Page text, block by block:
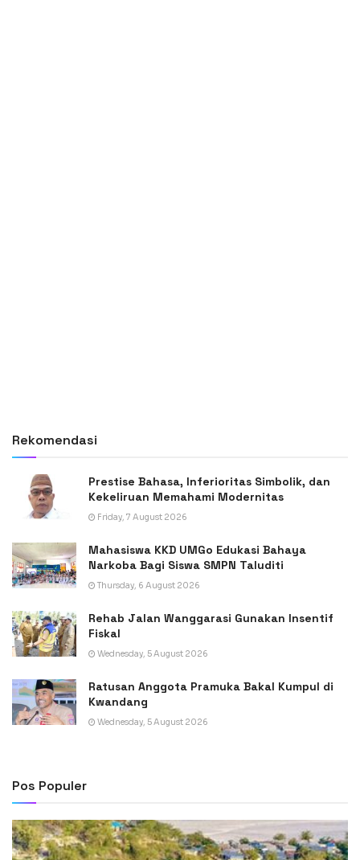
Rekomendasi
Prestise Bahasa, Inferioritas Simbolik, dan
Kekeliruan Memahami Modernitas
Friday, 7 August 2026
Mahasiswa KKD UMGo Edukasi Bahaya
Narkoba Bagi Siswa SMPN Taluditi
Thursday, 6 August 2026
Rehab Jalan Wanggarasi Gunakan Insentif
Fiskal
Wednesday, 5 August 2026
Ratusan Anggota Pramuka Bakal Kumpul di
Kwandang
Wednesday, 5 August 2026
Pos Populer